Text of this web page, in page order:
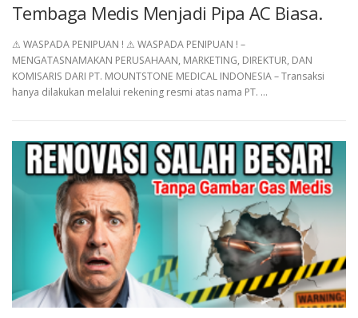
Tembaga Medis Menjadi Pipa AC Biasa.
⚠︎ WASPADA PENIPUAN ! ⚠︎ WASPADA PENIPUAN ! –
MENGATASNAMAKAN PERUSAHAAN, MARKETING, DIREKTUR, DAN
KOMISARIS DARI PT. MOUNTSTONE MEDICAL INDONESIA – Transaksi
hanya dilakukan melalui rekening resmi atas nama PT. …